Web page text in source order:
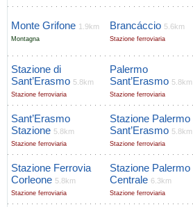
Monte Grifone 1.9km
Montagna
Brancáccio 5.6km
Stazione ferroviaria
Stazione di
Sant’Erasmo 5.8km
Stazione ferroviaria
Palermo
Sant’Erasmo 5.8km
Stazione ferroviaria
Sant’Erasmo
Stazione 5.8km
Stazione ferroviaria
Stazione Palermo
Sant’Erasmo 5.8km
Stazione ferroviaria
Stazione Ferrovia
Corleone 5.8km
Stazione ferroviaria
Stazione Palermo
Centrale 6.3km
Stazione ferroviaria